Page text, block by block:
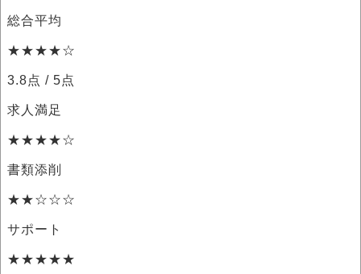
総合平均
★★★★☆
3.8点 / 5点
求人満足
★★★★☆
書類添削
★★☆☆☆
サポート
★★★★★